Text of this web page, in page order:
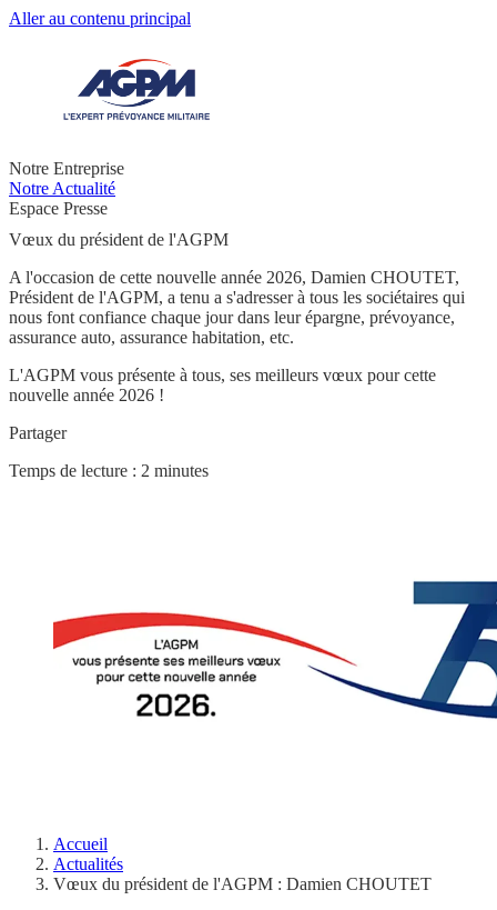
Aller au contenu principal
Notre Entreprise
Notre Actualité
Espace Presse
Vœux du président de l'AGPM
A l'occasion de cette nouvelle année 2026, Damien CHOUTET,
Président de l'AGPM, a tenu a s'adresserà tous les sociétaires qui
nous font confiance chaque jour dans leur épargne, prévoyance,
assurance auto, assurance habitation, etc.
L'AGPM vous présente à tous, ses meilleurs vœux pour cette
nouvelle année 2026 !
Partager
Temps de lecture : 2 minutes
Accueil
Actualités
Vœux du président de l'AGPM : Damien CHOUTET